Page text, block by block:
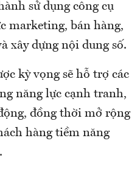
sử dụng công cụ
marketing, bán hàng,
xây dựng nội dung số.
kỳ vọng sẽ hỗ trợ các
năng lực cạnh tranh,
đồng thời mở rộng
hàng tiềm năng